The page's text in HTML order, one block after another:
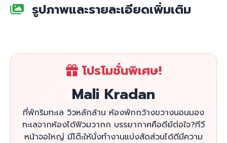
รูปภาพและรายละเอียดเพิ่มเติม
โปรโมชั่นพิเศษ!
Mali Kradan
ที่พักริมทะเล วิวหลักล้าน ห้องพักกว้างขวางนอนมอง
ทะเลจากห้องได้ฟิวมวากก บรรยากาศคือดีย์ต่อใจ?ทีวี
หน้าจอใหญ่ มีโต๊ะให้นั่งทำงานแบ่งสัดส่วนได้ดีมีความ